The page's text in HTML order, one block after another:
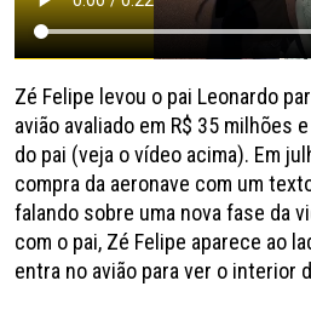
Zé Felipe levou o pai Leonardo
avião avaliado em R$ 35 milhões
do pai (veja o vídeo acima). Em
compra da aeronave com um
falando sobre uma nova fase da
com o pai, Zé Felipe aparece ao
entra no avião para ver o interior